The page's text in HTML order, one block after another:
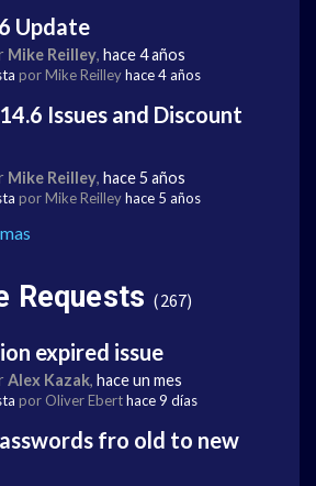
Update
Mike Reilley, hace 4 años
por Mike Reilleyhace 4 años
Issues and Discount
Mike Reilley, hace 5 años
por Mike Reilleyhace 5 años
Requests 267
expired issue
Alex Kazak, hace un mes
por Oliver Eberthace 9 días
fro old to new